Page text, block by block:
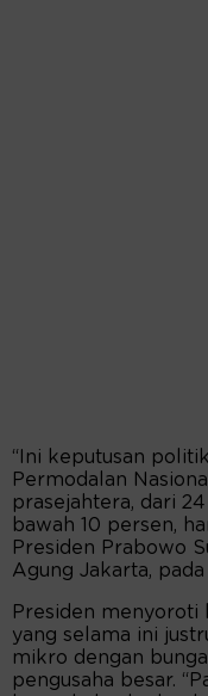
“Ini keputusan
Permodalan
prasejahtera, dari
bawah 10 persen,
Presiden Prabowo
Agung Jakarta,
Presiden menyoroti
yang selama ini
mikro dengan
pengusaha besar.